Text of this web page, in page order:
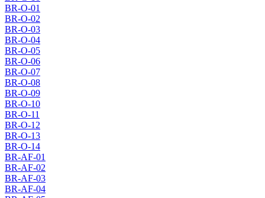
BR-O-01
BR-O-02
BR-O-03
BR-O-04
BR-O-05
BR-O-06
BR-O-07
BR-O-08
BR-O-09
BR-O-10
BR-O-11
BR-O-12
BR-O-13
BR-O-14
BR-AF-01
BR-AF-02
BR-AF-03
BR-AF-04